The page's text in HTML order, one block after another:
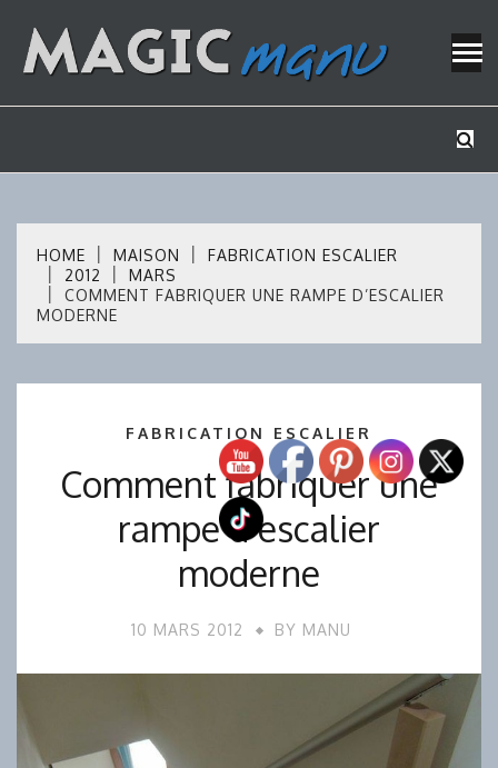
content
HOME MAISON
FABRICATION ESCALIER
2012
MARS
COMMENT FABRIQUER UNE RAMPE D’ESCALIER
MODERNE
FABRICATION ESCALIER
Comment fabriquer une
rampe d’escalier
moderne
10 MARS 2012 BY MANU